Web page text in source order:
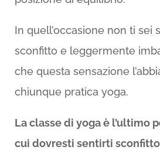
In quell’occasione non ti sei
sconfitto e leggermente
che questa sensazione
chiunque pratica yoga.
La classe di yoga è l’ultimo
cui dovresti sentirti